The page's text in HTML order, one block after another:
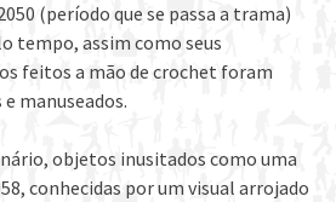
(período que se passa a trama)
tempo, assim como seus
feitos a mão de crochet foram
manuseados.
objetos inusitados como uma
conhecidas por um visual arrojado